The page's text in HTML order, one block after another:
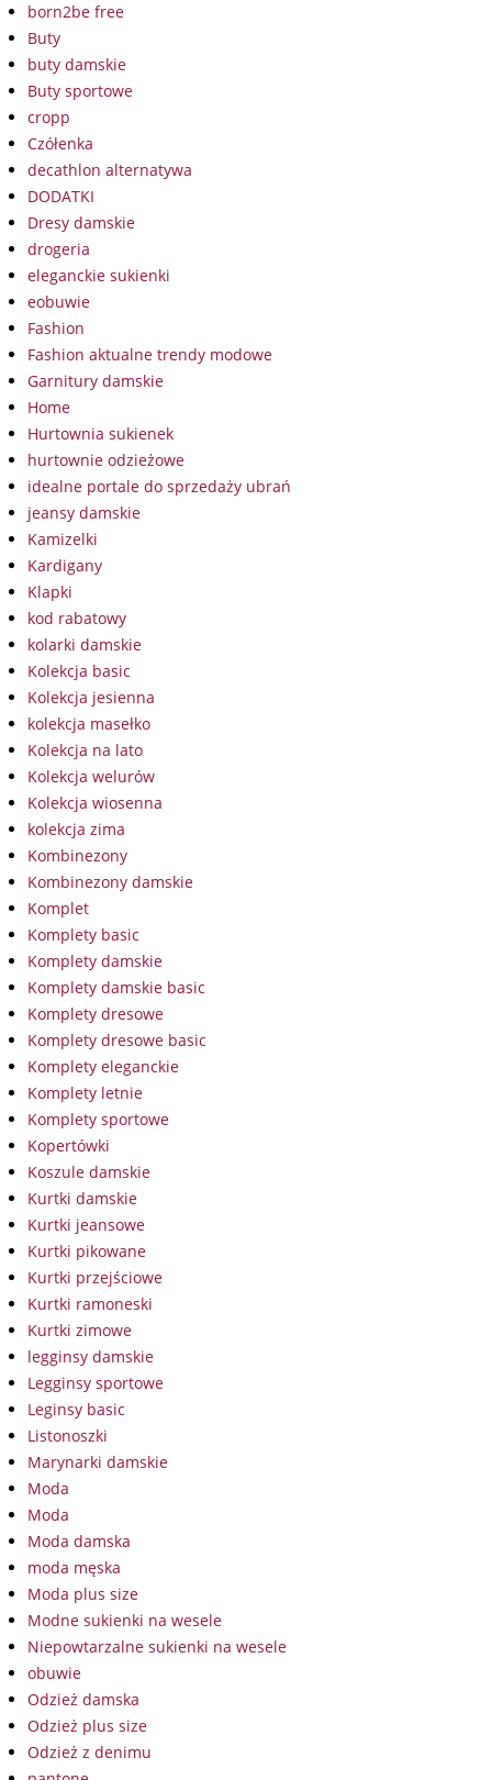
born2be free
Buty
buty damskie
Buty sportowe
cropp
Czółenka
decathlon alternatywa
DODATKI
Dresy damskie
drogeria
eleganckie sukienki
eobuwie
Fashion
Fashion aktualne trendy modowe
Garnitury damskie
Home
Hurtownia sukienek
hurtownie odzieżowe
idealne portale do sprzedaży ubrań
jeansy damskie
Kamizelki
Kardigany
Klapki
kod rabatowy
kolarki damskie
Kolekcja basic
Kolekcja jesienna
kolekcja masełko
Kolekcja na lato
Kolekcja welurów
Kolekcja wiosenna
kolekcja zima
Kombinezony
Kombinezony damskie
Komplet
Komplety basic
Komplety damskie
Komplety damskie basic
Komplety dresowe
Komplety dresowe basic
Komplety eleganckie
Komplety letnie
Komplety sportowe
Kopertówki
Koszule damskie
Kurtki damskie
Kurtki jeansowe
Kurtki pikowane
Kurtki przejściowe
Kurtki ramoneski
Kurtki zimowe
legginsy damskie
Legginsy sportowe
Leginsy basic
Listonoszki
Marynarki damskie
Moda
Moda
Moda damska
moda męska
Moda plus size
Modne sukienki na wesele
Niepowtarzalne sukienki na wesele
obuwie
Odzież damska
Odzież plus size
Odzież z denimu